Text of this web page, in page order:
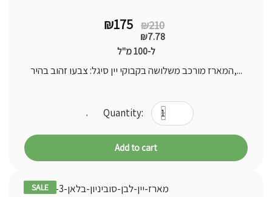
₪210Original
price
₪210.
₪175
Current
price
₪175.
₪7.78
ל-100 מ"ל
המארז מורכב משלושה בקבוקי יין סיגל: צבעו זהוב בהיר,...
Add to cart
SALE